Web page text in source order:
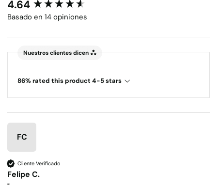
4.64
Basado en 14 opiniones
Nuestros clientes dicen
86% rated this product 4-5 stars
FC
Cliente Verificado
Felipe C.
""
New content loaded